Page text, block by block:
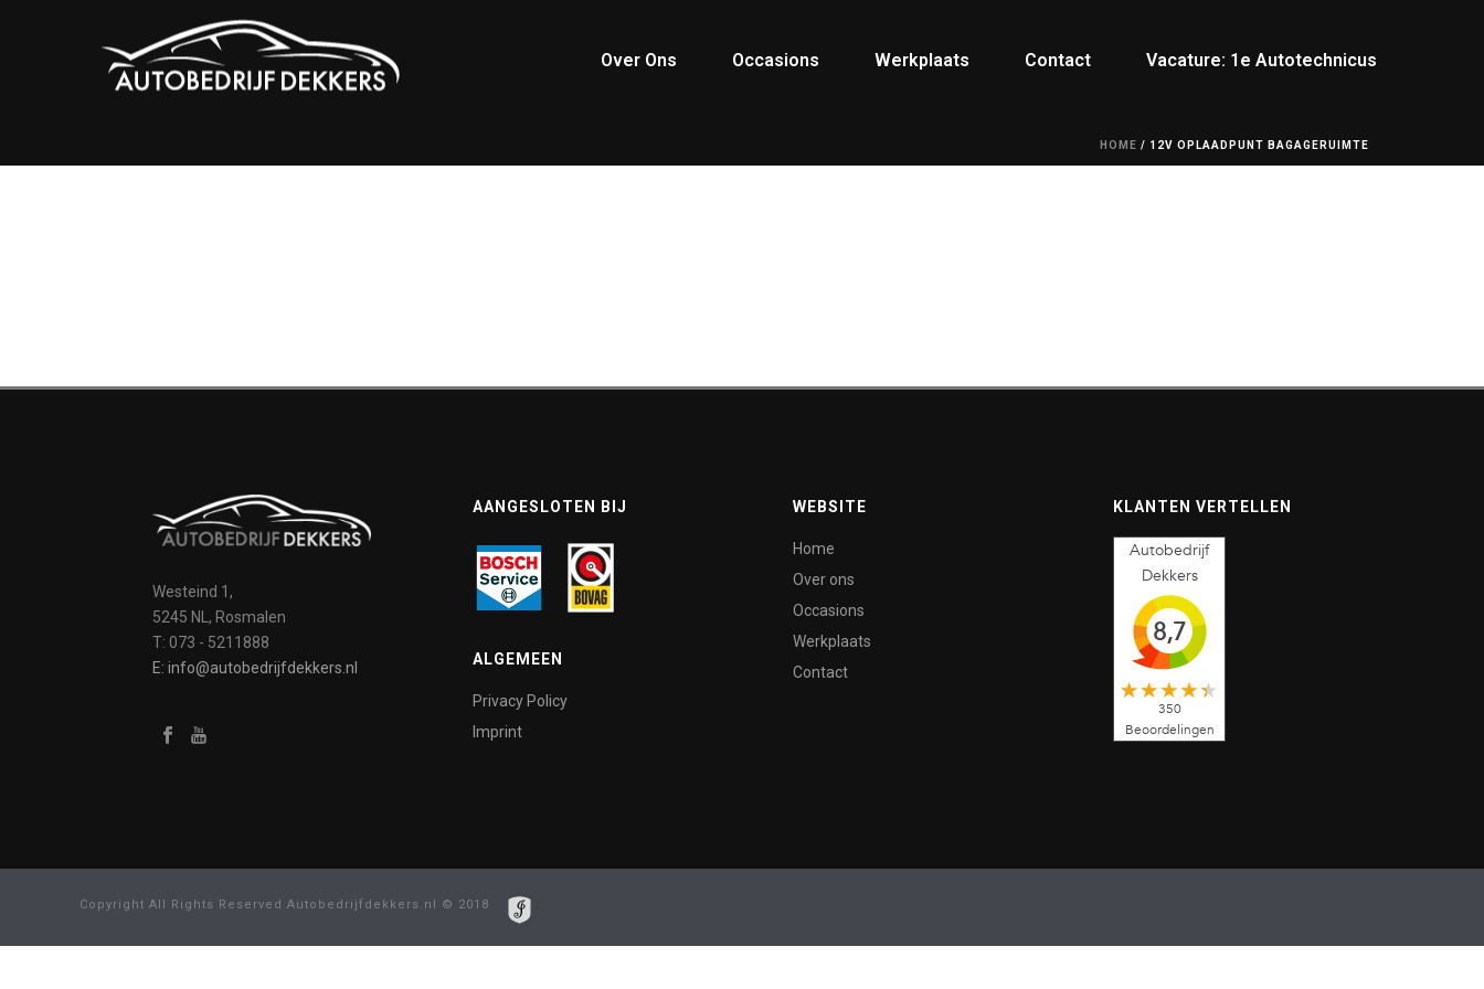
Over Ons Occasions Werkplaats Contact Vacature: 1e Autotechnicus
HOME / 12V OPLAADPUNT BAGAGERUIMTE
Westeind 1,
5245 NL, Rosmalen
T: 073 - 5211888
E: info@autobedrijfdekkers.nl
AANGESLOTEN BIJ
ALGEMEEN
Privacy Policy
Imprint
WEBSITE
Home
Over ons
Occasions
Werkplaats
Contact
KLANTEN VERTELLEN
Autobedrijf
Dekkers
8,7
350
Beoordelingen
Copyright All Rights Reserved Autobedrijfdekkers.nl © 2018